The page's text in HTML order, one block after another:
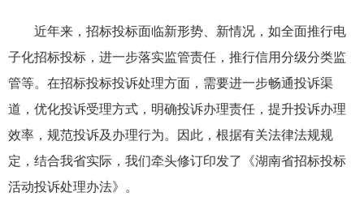
近年来，招标投标面临新形势、新情况，如全面推行电
子化招标投标，进一步落实监管责任，推行信用分级分类监
管等。在招标投标投诉处理方面，需要进一步畅通投诉渠
道，优化投诉受理方式，明确投诉办理责任，提升投诉办理
效率，规范投诉及办理行为。因此，根据有关法律法规规
定，结合我省实际，我们牵头修订印发了《湖南省招标投标
活动投诉处理办法》。